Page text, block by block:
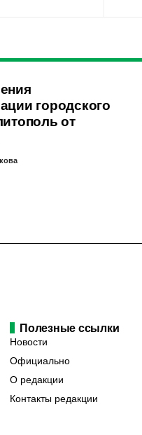
городского
от
Полезные ссылки
Новости
Официально
О редакции
Контакты редакции